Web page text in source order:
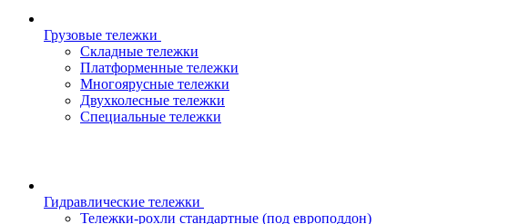
Грузовые тележки
Складные тележки
Платформенные тележки
Многоярусные тележки
Двухколесные тележки
Специальные тележки
Гидравлические тележки
Тележки-рохли стандартные (под европоддон)